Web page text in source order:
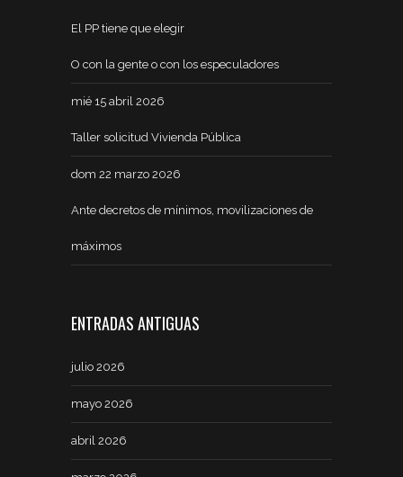
El PP tiene que elegir
O con la gente o con los especuladores
mié 15 abril 2026
Taller solicitud Vivienda Pública
dom 22 marzo 2026
Ante decretos de mínimos, movilizaciones de
máximos
ENTRADAS ANTIGUAS
julio 2026
mayo 2026
abril 2026